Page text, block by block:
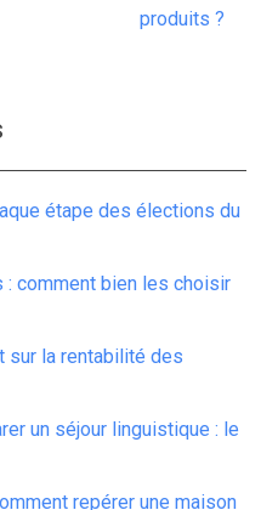
produits ?
étape des élections du
comment bien les choisir
sur la rentabilité des
un séjour linguistique : le
repérer une maison